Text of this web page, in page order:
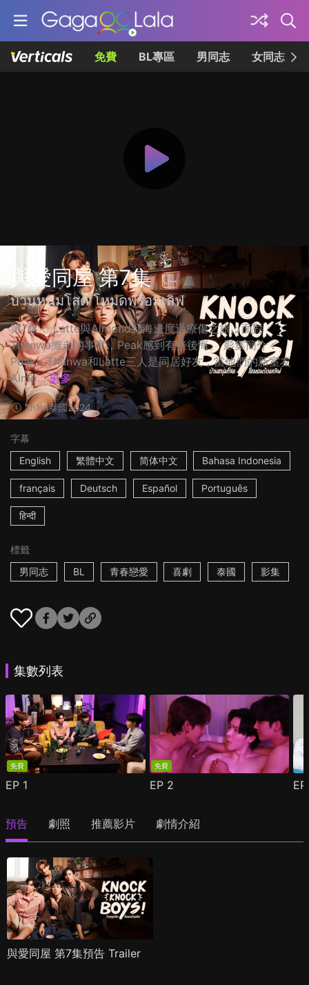
免費 BL專區 男同志 女同志
與愛同屋 第7集
บ้านหนุ่มโสด โหมดพร้อมเลิฟ
第7集： Latte與Almond到海邊度過療傷之旅；面對
Thanwa搬走的事實，Peak感到有些後悔。 影集簡介：
Peak、Thanwa和Latte三人是同居好友，當他們的新室友
Almo... 更多
1h1m泰國2024
字幕
English
繁體中文 简体中文 Bahasa Indonesia
français Deutsch Español Português
हिन्दी
標籤
男同志
BL 青春戀愛 喜劇 泰國 影集
集數列表
免費
EP 1
免費
EP 2
預告 劇照 推薦影片 劇情介紹
與愛同屋 第7集預告 Trailer